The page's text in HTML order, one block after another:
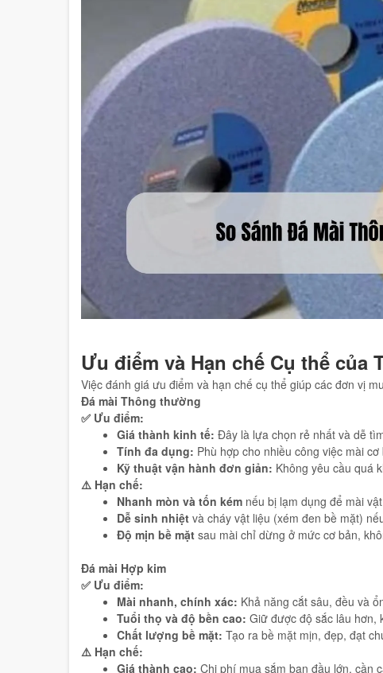
Ưu điểm và Hạn chế Cụ thể của
Việc đánh giá ưu điểm và hạn chế cụ thể giúp các đơn vị
Đá mài Thông thường
✅ Ưu điểm:
Giá thành kinh tế:
Đây là lựa chọn rẻ nhất và dễ
Tính đa dụng:Phù hợp cho nhiều công việc mài cơ
Kỹ thuật vận hành đơn giản:Không yêu cầu quá
⚠️ Hạn chế:
Nhanh mòn và tốn kém
nếu bị lạm dụng để mài vật
Dễ sinh nhiệtvà cháy vật liệu (xém đen bề mặt)
Độ mịn bề mặtsau mài chỉ dừng ở mức cơ bản,
✅ Ưu điểm:
Mài nhanh, chính xác:
Khả năng cắt sâu, đều và
Tuổi thọ và độ bền cao:Giữ được độ sắc lâu hơn,
Chất lượng bề mặt: Tạo ra bề mặt mịn, đẹp, đạt
⚠️ Hạn chế:
Giá thành cao:
Chi phí mua sắm ban đầu lớn, cần